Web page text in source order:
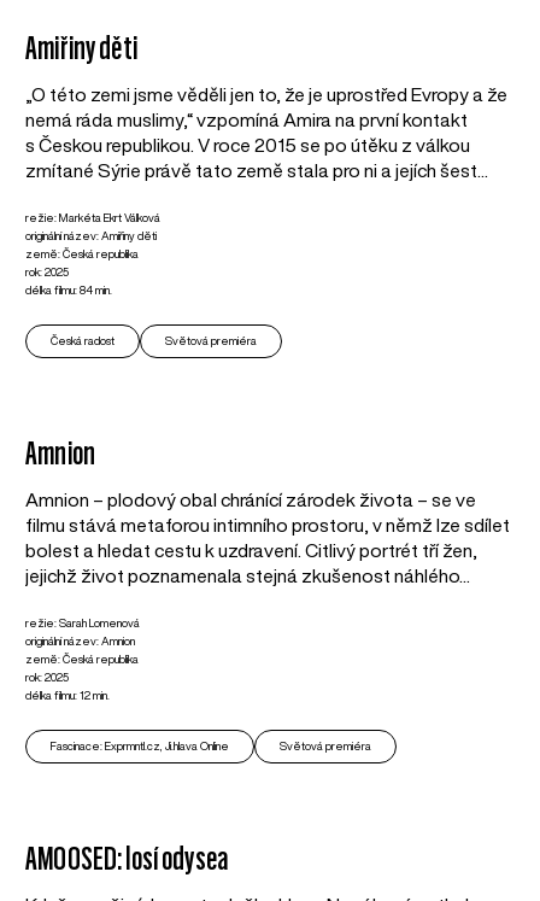
Amiřiny děti
„O této zemi jsme věděli jen to, že je uprostřed Evropy a že
nemá ráda muslimy,“ vzpomíná Amira na první kontakt
s Českou republikou. V roce 2015 se po útěku z válkou
zmítané Sýrie právě tato země stala pro ni a jejích šest...
režie: Markéta Ekrt Válková
originální název: Amiřiny děti
země: Česká republika
rok: 2025
délka filmu: 84 min.
Česká radost Světová premiéra
Amnion
Amnion – plodový obal chránící zárodek života – se ve
filmu stává metaforou intimního prostoru, v němž lze sdílet
bolest a hledat cestu k uzdravení. Citlivý portrét tří žen,
jejichž život poznamenala stejná zkušenost náhlého...
režie: Sarah Lomenová
originální název: Amnion
země: Česká republika
rok: 2025
délka filmu: 12 min.
Fascinace: Exprmntl.cz, Ji.hlava Online Světová premiéra
AMOOSED: losí odysea